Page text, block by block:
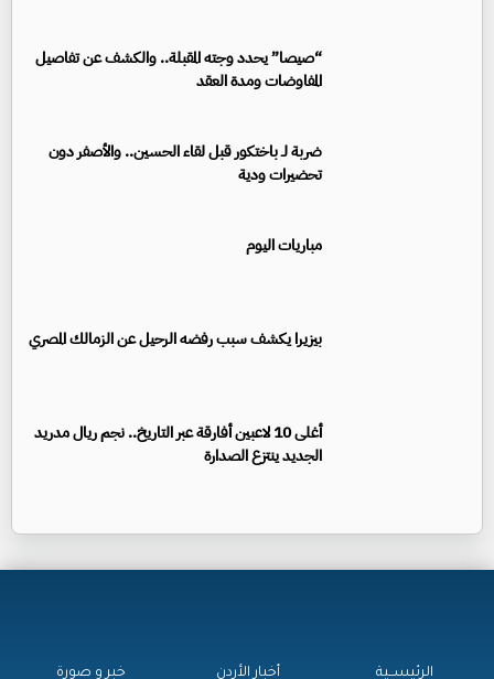
“صيصا” يحدد وجته المقبلة.. والكشف عن تفاصيل
المفاوضات ومدة العقد
ضربة لـ باختكور قبل لقاء الحسين.. والأصفر دون
تحضيرات ودية
مباريات اليوم
بيزيرا يكشف سبب رفضه الرحيل عن الزمالك المصري
أغلى 10 لاعبين أفارقة عبر التاريخ.. نجم ريال مدريد
الجديد ينتزع الصدارة
الرئيســية أخبار الأردن خبر و صورة